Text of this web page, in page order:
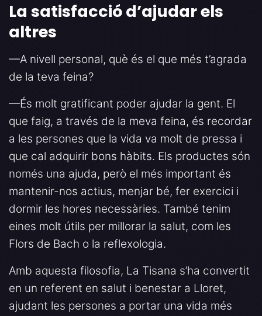
La satisfacció d’ajudar els
altres
—A nivell personal, què és el que més t’agrada
de la teva feina?
—És molt gratificant poder ajudar la gent. El
que faig, a través de la meva feina, és recordar
a les persones que la vida va molt de pressa i
que cal adquirir bons hàbits. Els productes són
només una ajuda, però el més important és
mantenir-nos actius, menjar bé, fer exercici i
dormir les hores necessàries. També tenim
eines molt útils per millorar la salut, com les
Flors de Bach o la reflexologia.
Amb aquesta filosofia, La Tisana s’ha convertit
en un referent en salut i benestar a Lloret,
ajudant les persones a portar una vida més